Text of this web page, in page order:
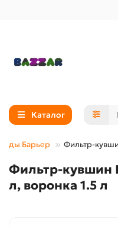
Каталог
Барьер Фильтр-
Фильтр-кувшин
л, воронка 1.5 л